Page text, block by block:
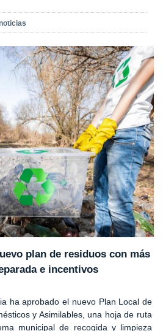
plan de residuos con más
e incentivos
ha aprobado el nuevo Plan Local de
y Asimilables, una hoja de ruta
municipal de recogida y limpieza